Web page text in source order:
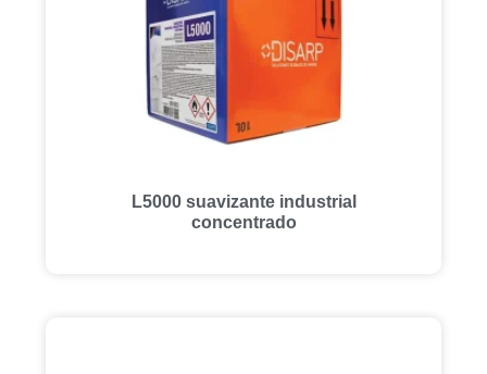
L5000 suavizante industrial
concentrado